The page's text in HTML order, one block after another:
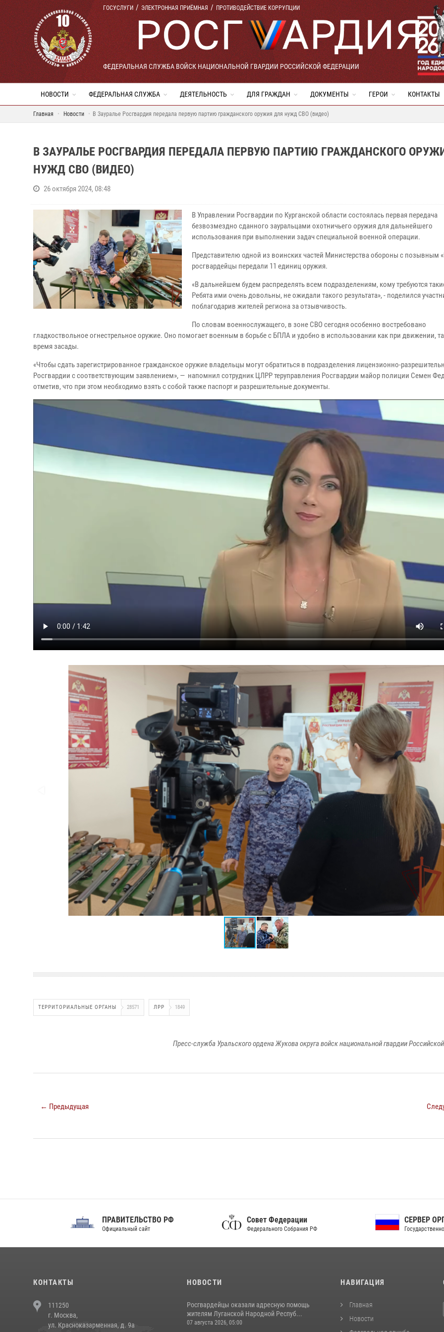
ГОСУСЛУГИ ЭЛЕКТРОННАЯ ПРИЁМНАЯ ПРОТИВОДЕЙСТВИЕ КОРРУПЦИИ
ФЕДЕРАЛЬНАЯ СЛУЖБА ВОЙСК НАЦИОНАЛЬНОЙ ГВАРДИИ РОССИЙСКОЙ ФЕДЕРАЦИИ
НОВОСТИ ФЕДЕРАЛЬНАЯ СЛУЖБА ДЕЯТЕЛЬНОСТЬ ДЛЯ ГРАЖДАН ДОКУМЕНТЫ ГЕРОИ КОНТАКТЫ
Главная Новости В Зауралье Росгвардия передала первую партию гражданского оружия для нужд СВО (видео)
В ЗАУРАЛЬЕ РОСГВАРДИЯ ПЕРЕДАЛА ПЕРВУЮ ПАРТИЮ ГРАЖДАНСКОГО
НУЖД СВО (ВИДЕО)
26 октября 2024, 08:48
В Управлении Росгвардии по Курганской области состоялась первая передача
безвозмездно сданного зауральцами охотничьего оружия для дальнейшего
использования при выполнении задач специальной военной операции.
Представителю одной из воинских частей Министерства обороны с позывным
росгвардейцы передали 11 единиц оружия.
«В дальнейшем будем распределять всем подразделениям, кому требуются
Ребята ими очень довольны, не ожидали такого результата», - поделился
поблагодарив жителей региона за отзывчивость.
По словам военнослужащего, в зоне СВО сегодня особенно востребовано
гладкоствольное огнестрельное оружие. Оно помогает военным в борьбе с БПЛА и удобно в использовании как при движении,
время засады.
«Чтобы сдать зарегистрированное гражданское оружие владельцы могут обратиться в подразделения лицензионно-
Росгвардии с соответствующим заявлением», — напомнил сотрудник ЦЛРР теруправления Росгвардии майор полиции Семен
отметив, что при этом необходимо взять с собой также паспорт и разрешительные документы.
ТЕРРИТОРИАЛЬНЫЕ ОРГАНЫ 28571 ЛРР 1849
Пресс-служба Уральского ордена Жукова округа войск национальной гвардии
← Предыдущая
ПРАВИТЕЛЬСТВО РФ
Официальный сайт
Совет Федерации
Федерального Собрания РФ
СЕРВЕР ОРГАНОВ
Государственной власти РФ
КОНТАКТЫ
111250
г. Москва,
ул. Красноказарменная, д. 9а
НОВОСТИ
Росгвардейцы оказали адресную помощь
жителям Луганской Народной Респуб...
07 августа 2026, 05:00
НАВИГАЦИЯ
Главная
Новости